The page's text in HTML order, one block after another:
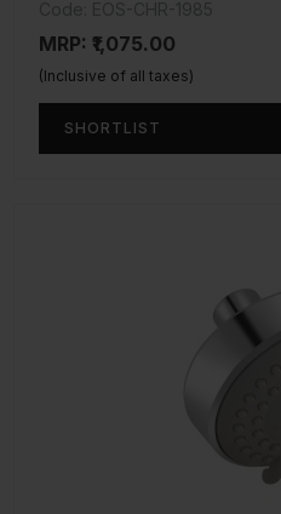
MRP: ₹1,075.00
(Inclusive of all taxes)
SHORTLIST